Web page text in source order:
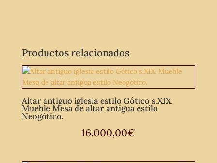
Productos relacionados
Altar antiguo iglesia estilo Gótico s.XIX.
Mueble Mesa de altar antigua estilo
Neogótico.
16.000,00€